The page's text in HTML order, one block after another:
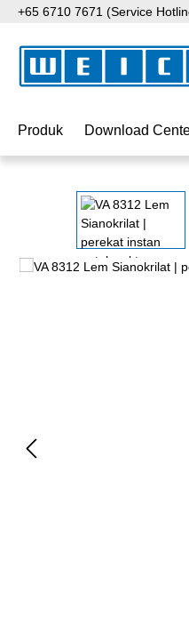
ke konten utama
Lewati ke pencarian
Lewati ke navigasi utama
+65 6710 7671 (Service
Produk Download
Lewati galeri gambar